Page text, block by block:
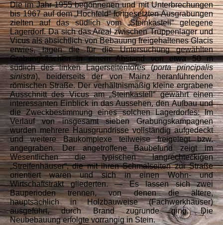
Die im Jahr 1955 begonnenen und mit Unterbrechungen
bis 1967 auf dem „Hochfeld“ fortgesetzten Ausgrabungen
zielten auf das südlich vom „Steinkastell“ gelegene
Lagerdorf. Da sich das Areal zwischen Truppenlager und
Vicus als absichtlich von Bebauung freigehaltenes Glacis
erwies, lagen die für die Untersuchung gewählten
Grabungsflächen in einem Abstand von etwa 50 m
südlich des linken Lagerseitentores (porta principalis
sinistra), beiderseits der von Mainz heranführenden
römischen Straße. Der verhältnismäßig kleine ergrabene
Ausschnitt des Vicus am „Steinkastell“ gewährt einen
interessanten Einblick in das Aussehen, den Aufbau und
die Zweckbestimmung eines solchen Lagerdorfes: Im
Verlauf von insgesamt sieben Grabungskampagnen
wurden mehrere Hausgrundrisse vollständig aufgedeckt
und weitere Baukomplexe teilweise freigelegt bzw.
angegraben. Der angetroffene Baubefund zeigt im
Wesentlichen die typischen langrechteckigen
„Streifenhäuser“, die mit ihren Schmalseiten zur Straße
orientiert waren undsich in einen Wohn- und
Wirtschaftstrakt gliederten. — Es lassen sich zwei
Bauperioden trennen, von denen die ältere,
hauptsächlich in Holzbauweise (Fachwerkhäuser)
ausgeführt, durch Brand zugrunde ging. Die
Neubebauung erfolgte vorrangig in Stein.